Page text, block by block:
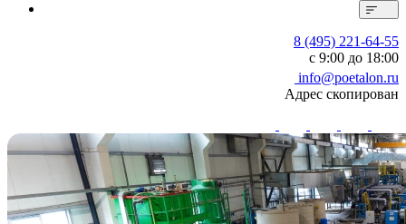
8 (495) 221-64-55
с 9:00 до 18:00
info@poetalon.ru
Адрес скопирован